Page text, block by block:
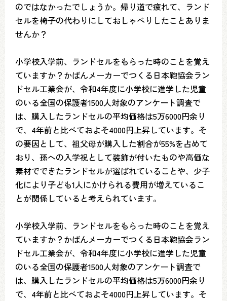
のではなかったでしょうか。帰り道で疲れて、ランド
セルを椅子の代わりにしておしゃべりしたことありま
せんか？
小学校入学前、ランドセルをもらった時のことを覚え
ていますか？かばんメーカーでつくる日本鞄協会ラン
ドセル工業会が、令和4年度に小学校に進学した児童
のいる全国の保護者1500人対象のアンケート調査で
は、購入したランドセルの平均価格は5万6000円余り
で、4年前と比べておよそ4000円上昇しています。そ
の要因として、祖父母が購入した割合が55%を占めて
おり、孫への入学祝として装飾が付いたものや高価な
素材でできたランドセルが選ばれていることや、少子
化により子ども1人にかけられる費用が増えているこ
とが関係していると考えられています。
小学校入学前、ランドセルをもらった時のことを覚え
ていますか？かばんメーカーでつくる日本鞄協会ラン
ドセル工業会が、令和4年度に小学校に進学した児童
のいる全国の保護者1500人対象のアンケート調査で
は、購入したランドセルの平均価格は5万6000円余り
で、4年前と比べておよそ4000円上昇しています。そ